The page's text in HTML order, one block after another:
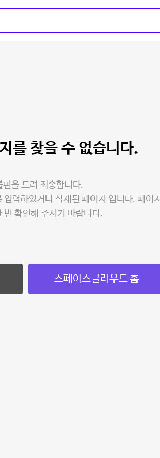
를 찾을 수 없습니다.
편을 드려 죄송합니다.
력하였거나 삭제된 페이지 입니다. 페이지
번 확인해 주시기 바랍니다.
스페이스클라우드 홈